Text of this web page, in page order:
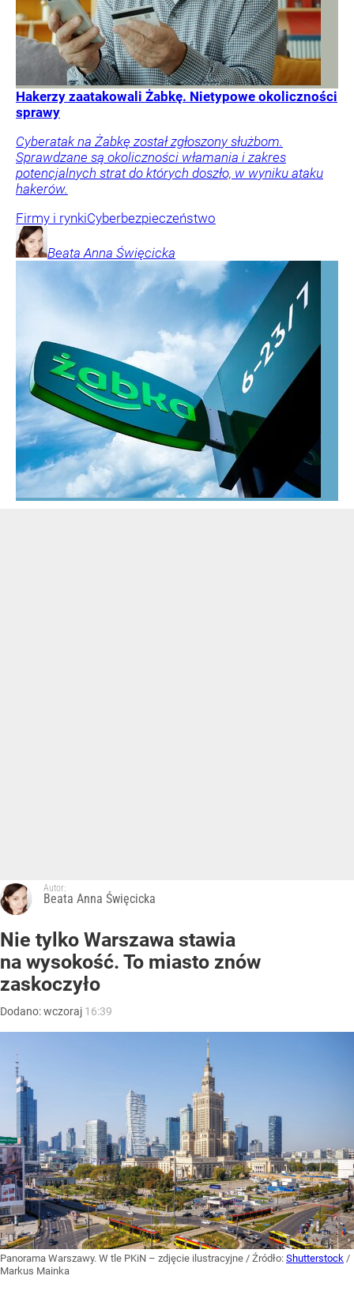
Hakerzy zaatakowali Żabkę. Nietypowe okoliczności
sprawy
Cyberatak na Żabkę został zgłoszony służbom.
Sprawdzane są okoliczności włamania i zakres
potencjalnych strat do których doszło, w wyniku ataku
hakerów.
Firmy i rynkiCyberbezpieczeństwo
Beata Anna Święcicka
Autor:
Beata Anna Święcicka
Nie tylko Warszawa stawia
na wysokość. To miasto znów
zaskoczyło
Dodano:wczoraj 16:39
Panorama Warszawy. W tle PKiN – zdjęcie ilustracyjne / Źródło: Shutterstock /
Markus Mainka